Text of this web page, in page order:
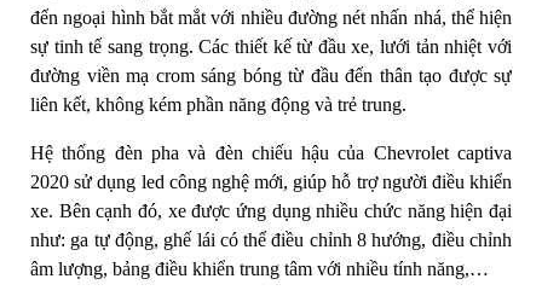
đến ngoại hình bắt mắt với nhiều đường nét nhấn nhá, thể hiện
sự tinh tế sang trọng. Các thiết kế từ đầu xe, lưới tản nhiệt với
đường viền mạ crom sáng bóng từ đầu đến thân tạo được sự
liên kết, không kém phần năng động và trẻ trung.
Hệ thống đèn pha và đèn chiếu hậu của Chevrolet captiva
2020 sử dụng led công nghệ mới, giúp hỗ trợ người điều khiển
xe. Bên cạnh đó, xe được ứng dụng nhiều chức năng hiện đại
như: ga tự động, ghế lái có thể điều chỉnh 8 hướng, điều chỉnh
âm lượng, bảng điều khiển trung tâm với nhiều tính năng,…